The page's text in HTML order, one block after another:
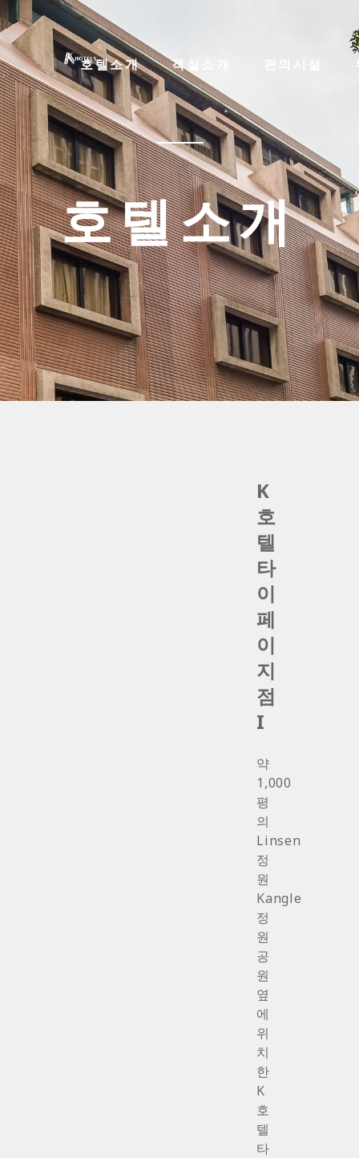
호텔소개 객실소개 편의시설
호텔소개
K
호
텔
타
이
페
이
지
점
I
약
1,000
평
의
Linsen
정
원
Kangle
정
원
공
원
옆
에
위
치
한
K
호
텔
타